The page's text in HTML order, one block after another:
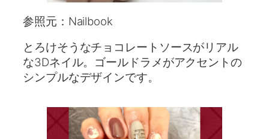
参照元：Nailbook
とろけそうなチョコレートソースがリアル
な3Dネイル。ゴールドラメがアクセントの
シンプルなデザインです。